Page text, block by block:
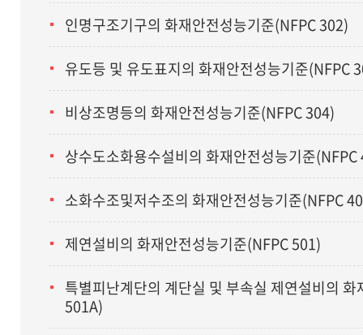
인명구조기구의 화재안전성능기준(NFPC 302)
유도등 및 유도표지의 화재안전성능기준(NFPC
비상조명등의 화재안전성능기준(NFPC 304)
상수도소화용수설비의 화재안전성능기준(NFPC
소화수조및저수조의 화재안전성능기준(NFPC
제연설비의 화재안전성능기준(NFPC 501)
특별피난계단의 계단실 및 부속실 제연설비의
501A)